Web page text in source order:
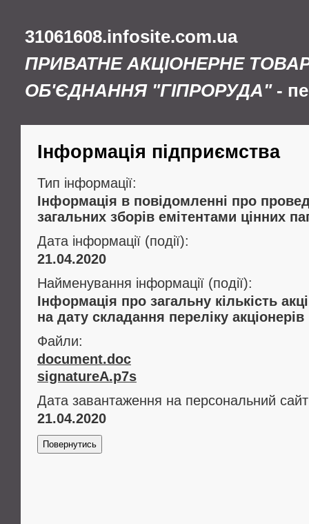
31061608.infosite.com.ua
ПРИВАТНЕ АКЦІОНЕРНЕ
ОБ'ЄДНАННЯ "ГІПРОРУДА"-
Інформація підприємства
Тип інформації:
Інформація в повідомленні про
загальних зборів емітентами цінних
Дата інформації (події):
21.04.2020
Найменування інформації (події):
Інформація про загальну кількість
на дату складання переліку акціонерів
Файли:
document.doc
signatureA.p7s
Дата завантаження на персональний
21.04.2020
Повернутись